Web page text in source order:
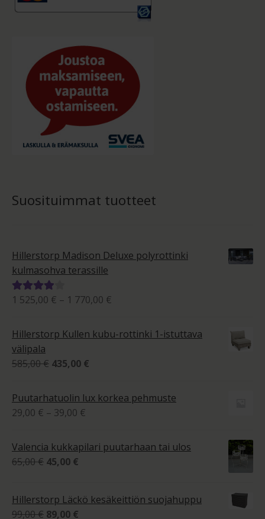
Suosituimmat tuotteet
Hillerstorp Madison Deluxe polyrottinki
kulmasohva terassille
Arvostelu
4.00
1 525,00 € – 1 770,00 €
525,00 €
Hillerstorp Kullen kubu-rottinki 1-istuttava
välipala
585,00€ Alkuperäinen
oli:
585,00 €.
435,00 €
on:
Puutarhatuolin lux korkea pehmuste
29,00 € – 39,00 €
-
39,00 €
Valencia kukkapilari puutarhaan tai ulos
65,00€ Alkuperäinen
65,00 €.
45,00 €
45,00 €.
Hillerstorp Läckö kesäkeittiön suojahuppu
99,00€ Alkuperäinen
89,00 €